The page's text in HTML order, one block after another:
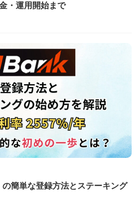
・運用開始まで
簡単な登録方法とステーキング